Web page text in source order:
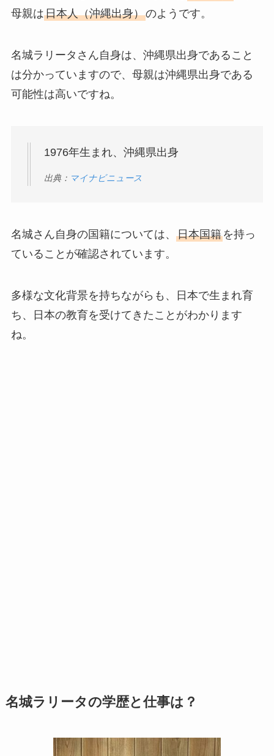
母親は日本人（沖縄出身）のようです。
名城ラリータさん自身は、沖縄県出身であること
は分かっていますので、母親は沖縄県出身である
可能性は高いですね。
1976年生まれ、沖縄県出身
出典： マイナビニュース
名城さん自身の国籍については、 日本国籍を持っ
ていることが確認されています。
多様な文化背景を持ちながらも、日本で生まれ育
ち、日本の教育を受けてきたことがわかります
ね。
名城ラリータの学歴と仕事は？